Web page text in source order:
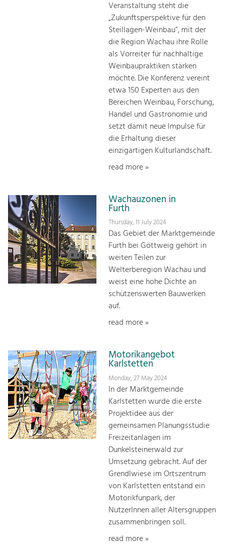
Veranstaltung steht die
„Zukunftsperspektive für den
Steillagen-Weinbau“, mit der
die Region Wachau ihre Rolle
als Vorreiter für nachhaltige
Weinbaupraktiken stärken
möchte. Die Konferenz vereint
etwa 150 Experten aus den
Bereichen Weinbau, Forschung,
Handel und Gastronomie und
setzt damit neue Impulse für
die Erhaltung dieser
einzigartigen Kulturlandschaft.
read more »
Wachauzonen in
Furth
Thursday, 11 July 2024
Das Gebiet der Marktgemeinde
Furth bei Göttweig gehört in
weiten Teilen zur
Welterberegion Wachau und
weist eine hohe Dichte an
schützenswerten Bauwerken
auf.
read more »
Motorikangebot
Karlstetten
Monday, 27 May 2024
In der Marktgemeinde
Karlstetten wurde die erste
Projektidee aus der
gemeinsamen Planungsstudie
Freizeitanlagen im
Dunkelsteinerwald zur
Umsetzung gebracht. Auf der
Grendlwiese im Ortszentrum
von Karlstetten entstand ein
Motorikfunpark, der
NutzerInnen aller Altersgruppen
zusammenbringen soll.
read more »